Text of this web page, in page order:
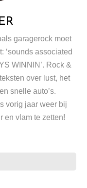
garagerock moet
‘sounds associated
WINNIN’. Rock &
over lust, het
snelle auto’s.
vorig jaar weer bij
en vlam te zetten!